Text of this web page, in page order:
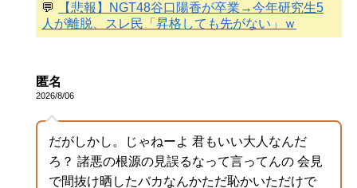
💬
【悲報】NGT48谷口陽香が卒業→今年研究生5
人が離脱、スレ民「昇格しても先がない」ｗ
匿名
2026/8/06
だがしかし。じゃねーよ 君もいい大人なんだ
ろ？ 諸悪の根源の見誤るなって言ってんの 会見
で間抜け晒したバカなんかただ恥かいただけで